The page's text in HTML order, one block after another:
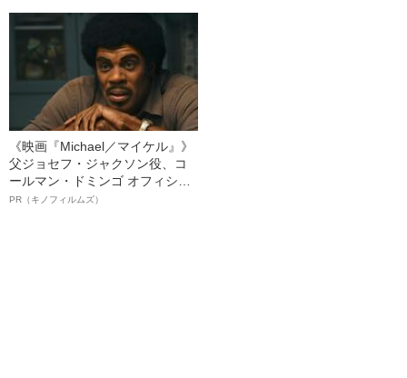
ト”が生み出した徹底ケアとは
《映画『Michael／マイケル』》
父ジョセフ・ジャクソン役、コ
ールマン・ドミンゴ オフィシャ
ルインタビュー“観客を魅了した
PR（キノフィルムズ）